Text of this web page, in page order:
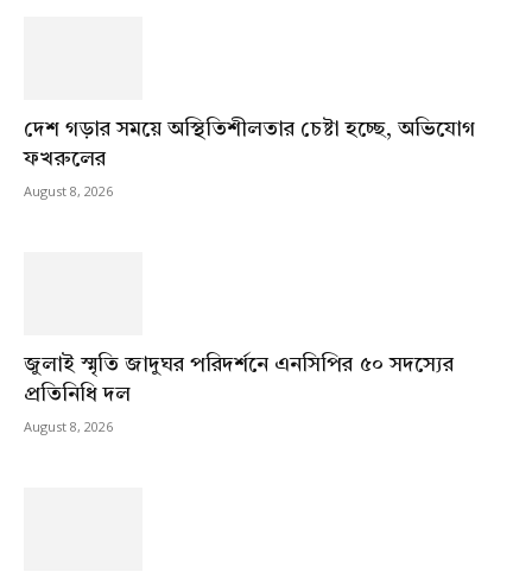
দেশ গড়ার সময়ে অস্থিতিশীলতার চেষ্টা হচ্ছে, অভিযোগ
ফখরুলের
August 8, 2026
জুলাই স্মৃতি জাদুঘর পরিদর্শনে এনসিপির ৫০ সদস্যের
প্রতিনিধি দল
August 8, 2026